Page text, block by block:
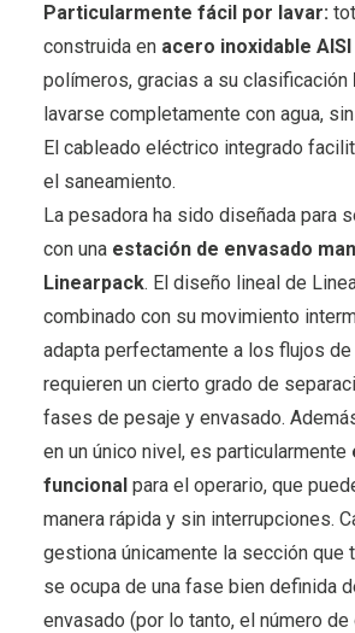
Particularmente fácil por lavar:
construida en acero inoxidable AISI
polímeros, gracias a su clasificación
lavarse completamente con agua,
El cableado eléctrico integrado
el saneamiento.
La pesadora ha sido diseñada para
con una estación de envasado
Linearpack. El diseño lineal de
combinado con su movimiento
adapta perfectamente a los flujos de
requieren un cierto grado de
fases de pesaje y envasado.
en un único nivel, es particularmente
funcional para el operario, que
manera rápida y sin interrupciones.
gestiona únicamente la sección que
se ocupa de una fase bien definida
envasado (por lo tanto, el número